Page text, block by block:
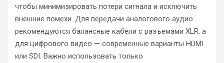
чтобы минимизировать потери сигнала и исключить
внешние помехи. Для передачи аналогового аудио
рекомендуются балансные кабели с разъемами XLR, а
для цифрового видео — современные варианты HDMI
или SDI. Важно использовать только